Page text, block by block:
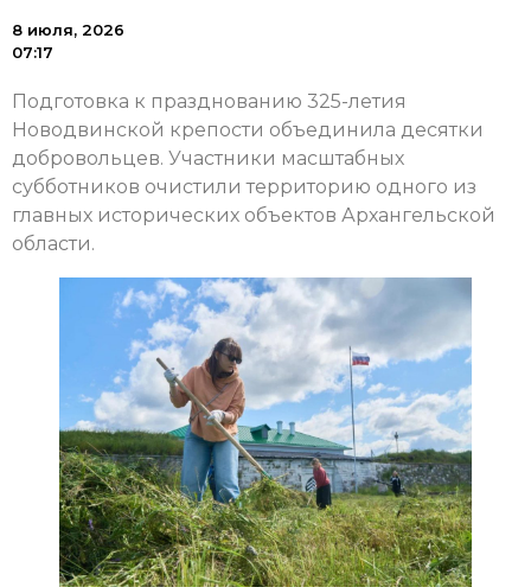
8 июля, 2026
07:17
Подготовка к празднованию 325-летия
Новодвинской крепости объединила десятки
добровольцев. Участники масштабных
субботников очистили территорию одного из
главных исторических объектов Архангельской
области.